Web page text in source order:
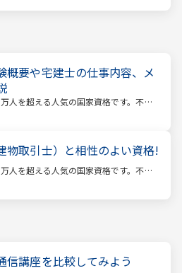
概要や宅建士の仕事内容、メ
人を超える人気の国家資格です。不動
種、学生、主婦まで、さまざまな方が
物取引士）と相性のよい資格!
人を超える人気の国家資格です。不動
種、学生、主婦まで、さまざまな方が
信講座を比較してみよう